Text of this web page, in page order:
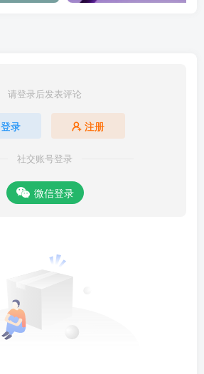
请登录后发表评论
登录 注册
社交账号登录
微信登录